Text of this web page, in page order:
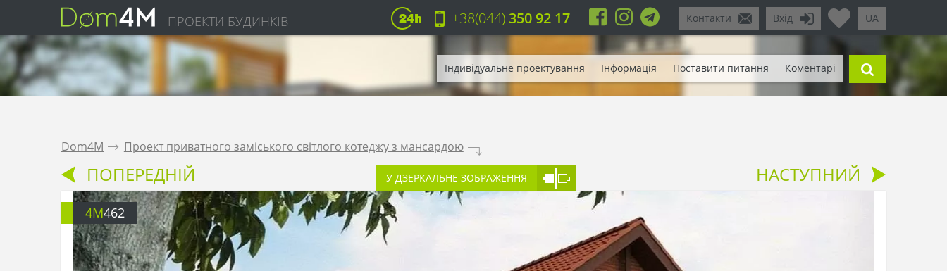
ПРОЕКТИ БУДИНКІВ UA
Вхід
Контакти
+38(044)350 92 17
Індивідуальне проектування Інформація Поставити питання Коментарі
Dom4M . Проект приватного заміського світлого котеджу з мансардою .
ПОПЕРЕДНІЙ У ДЗЕРКАЛЬНЕ ЗОБРАЖЕННЯ НАСТУПНИЙ
4M462